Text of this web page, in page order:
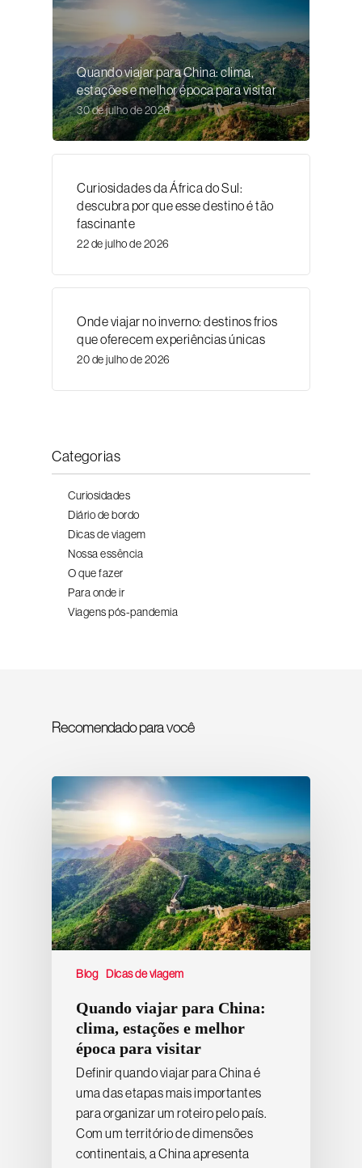
Quando viajar para China: clima,
estações e melhor época para visitar
30 de julho de 2026
Curiosidades da África do Sul:
descubra por que esse destino é tão
fascinante
22 de julho de 2026
Onde viajar no inverno: destinos frios
que oferecem experiências únicas
20 de julho de 2026
Categorias
Curiosidades
Diário de bordo
Dicas de viagem
Nossa essência
O que fazer
Para onde ir
Viagens pós-pandemia
Recomendado para você
Blog Dicas de viagem
Quando viajar para China:
clima, estações e melhor
época para visitar
Definir quando viajar para China é
uma das etapas mais importantes
para organizar um roteiro pelo país.
Com um território de dimensões
continentais, a China apresenta